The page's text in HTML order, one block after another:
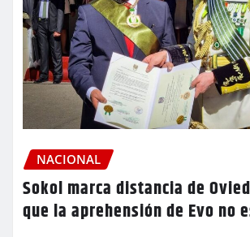
NACIONAL
Sokol marca distancia de
que la aprehensión de Evo no